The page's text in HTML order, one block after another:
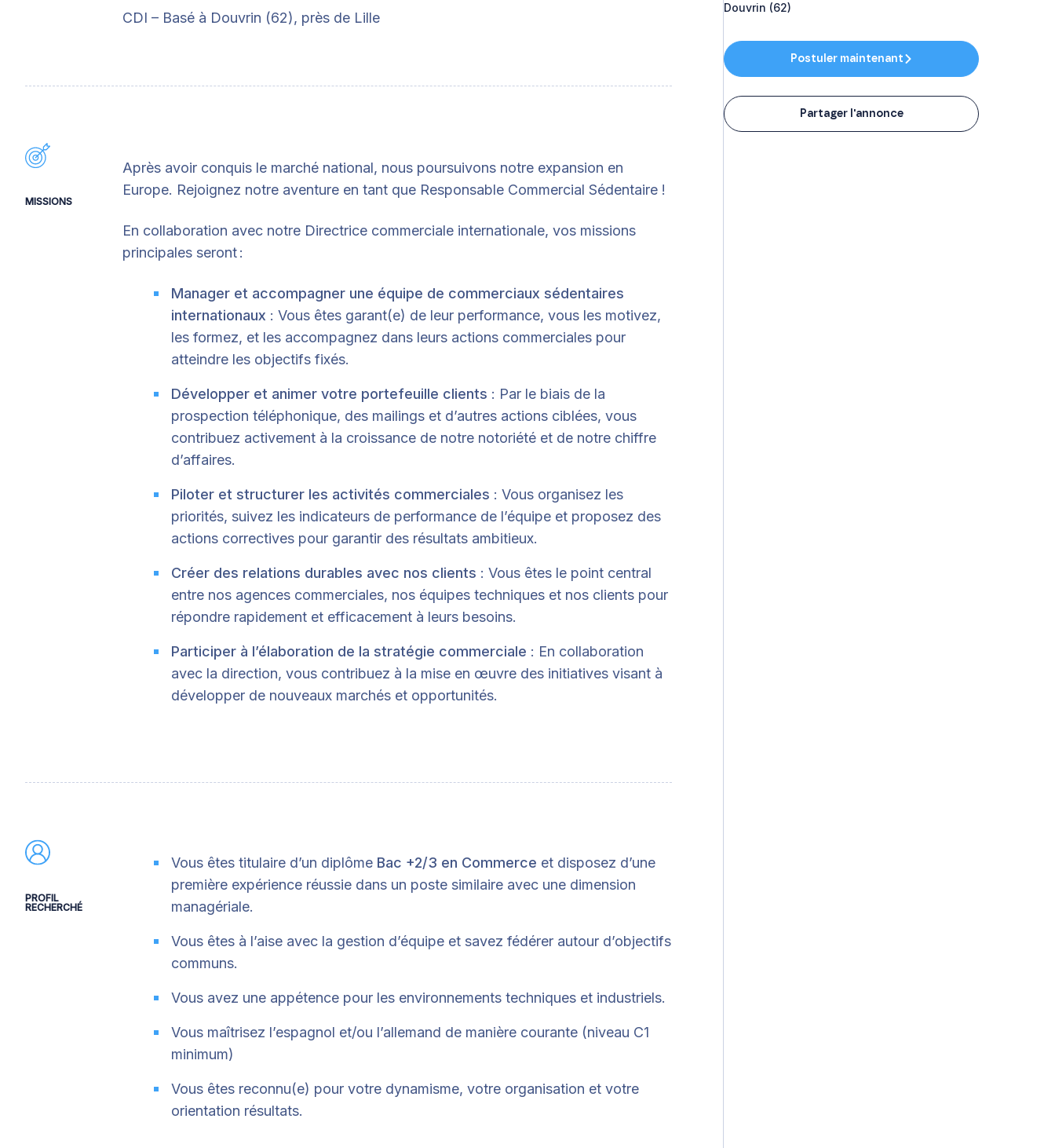
Douvrin (62)
Postuler maintenant
Partager l'annonce
CDI – Basé à Douvrin (62), près de Lille
MISSIONS
Après avoir conquis le marché national, nous poursuivons notre expansion en
Europe. Rejoignez notre aventure en tant que Responsable Commercial Sédentaire !
En collaboration avec notre Directrice commerciale internationale, vos missions
principales seront :
Manager et accompagner une équipe de commerciaux sédentaires
internationaux : Vous êtes garant(e) de leur performance, vous les motivez,
les formez, et les accompagnez dans leurs actions commerciales pour
atteindre les objectifs fixés.
Développer et animer votre portefeuille clients : Par le biais de la
prospection téléphonique, des mailings et d’autres actions ciblées, vous
contribuez activement à la croissance de notre notoriété et de notre chiffre
d’affaires.
Piloter et structurer les activités commerciales : Vous organisez les
priorités, suivez les indicateurs de performance de l’équipe et proposez des
actions correctives pour garantir des résultats ambitieux.
Créer des relations durables avec nos clients : Vous êtes le point central
entre nos agences commerciales, nos équipes techniques et nos clients pour
répondre rapidement et efficacement à leurs besoins.
Participer à l’élaboration de la stratégie commerciale : En collaboration
avec la direction, vous contribuez à la mise en œuvre des initiatives visant à
développer de nouveaux marchés et opportunités.
PROFIL
RECHERCHÉ
Vous êtes titulaire d’un diplôme Bac +2/3 en Commerce et disposez d’une
première expérience réussie dans un poste similaire avec une dimension
managériale.
Vous êtes à l’aise avec la gestion d’équipe et savez fédérer autour d’objectifs
communs.
Vous avez une appétence pour les environnements techniques et industriels.
Vous maîtrisez l’espagnol et/ou l’allemand de manière courante (niveau C1
minimum)
Vous êtes reconnu(e) pour votre dynamisme, votre organisation et votre
orientation résultats.